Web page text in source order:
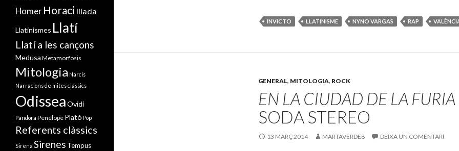
INVICTO LLATINISME NYNO VARGAS RAP
GENERAL, MITOLOGIA, ROCK
EN LA CIUDAD DE LA FURIA
SODA STEREO
13 MARÇ 2014 MARTAVERDE8 DEIXA UN COMENTARI
HomerHoraci Ilíada
Llatinismes Llatí
Llatí a les cançons
Medusa Metamorfosis
Mitologia Narcís
Narracions de mites clàssics
OdisseaOvidi
Pandora Penèlope Plató Pop
Referents clàssics
Sirena Sirenes Tempus